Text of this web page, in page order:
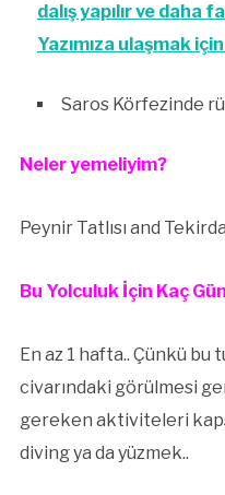
dalış yapılır ve daha
Yazımıza ulaşmak
Saros Körfezinde
Neler yemeliyim?
Peynir Tatlısı and
Bu Yolculuk İçin Kaç
En az 1 hafta.. Çünkü
civarındaki görülmesi
gereken aktiviteleri
diving ya da yüzmek..